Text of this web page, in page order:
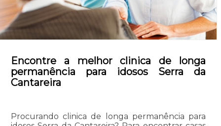
Encontre a melhor clinica de longa
permanência para idosos Serra da
Cantareira
Procurando clinica de longa permanência para